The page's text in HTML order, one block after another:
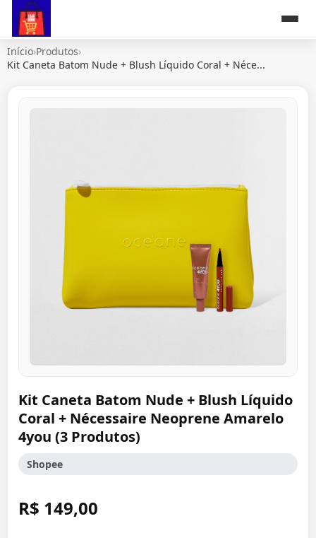
Início›Produtos›
Kit Caneta Batom Nude + Blush Líquido Coral + Néce...
Kit Caneta Batom Nude + Blush Líquido
Coral + Nécessaire Neoprene Amarelo
4you (3 Produtos)
Shopee
R$ 149,00